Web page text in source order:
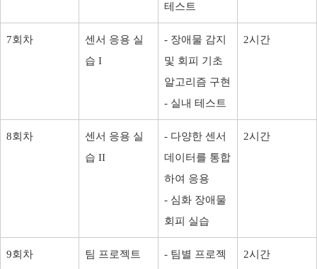
테스트
7회차
센서 응용 실
습 I
- 장애물 감지
및 회피 기초
알고리즘 구현
- 실내 테스트
2시간
8회차
센서 응용 실
습 II
- 다양한 센서
데이터를 통합
하여 응용
- 심화 장애물
회피 실습
2시간
9회차
팀 프로젝트
- 팀별 프로젝
2시간